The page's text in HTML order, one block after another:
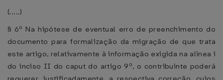
(.....)
§ 6º Na hipótese de eventual erro de preenchimento do
documento para formalização da migração de que trata
este artigo, relativamente à informação exigida na alínea i
do inciso II do caput do artigo 9º, o contribuinte poderá